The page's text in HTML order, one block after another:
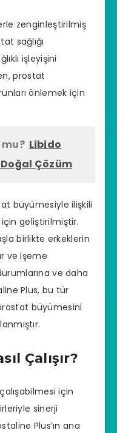
zenginleştirilmiş
sağlığı
işleyişini
prostat
önlemek için
Libido
Çözüm
büyümesiyle ilişkili
geliştirilmiştir.
birlikte erkeklerin
ve işeme
ve daha
Plus, bu tür
büyümesini
Çalışır?
için
sinerji
Plus’ın ana